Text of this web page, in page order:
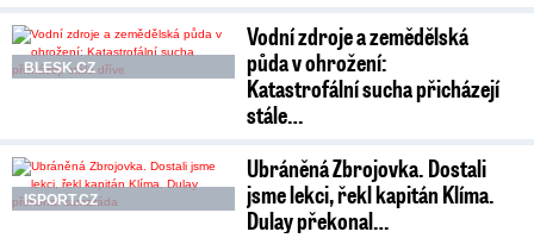
BLESK.CZ
Vodní zdroje a zemědělská
půda v ohrožení:
Katastrofální sucha přicházejí
stále…
ISPORT.CZ
Ubráněná Zbrojovka. Dostali
jsme lekci, řekl kapitán Klíma.
Dulay překonal…